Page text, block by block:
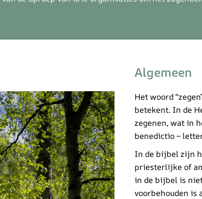
Algemeen
Het woord
betekent. In de
zegenen, wat in
benedictio –
In de bijbel zijn
priesterlijke of
in de bijbel is
voorbehouden is